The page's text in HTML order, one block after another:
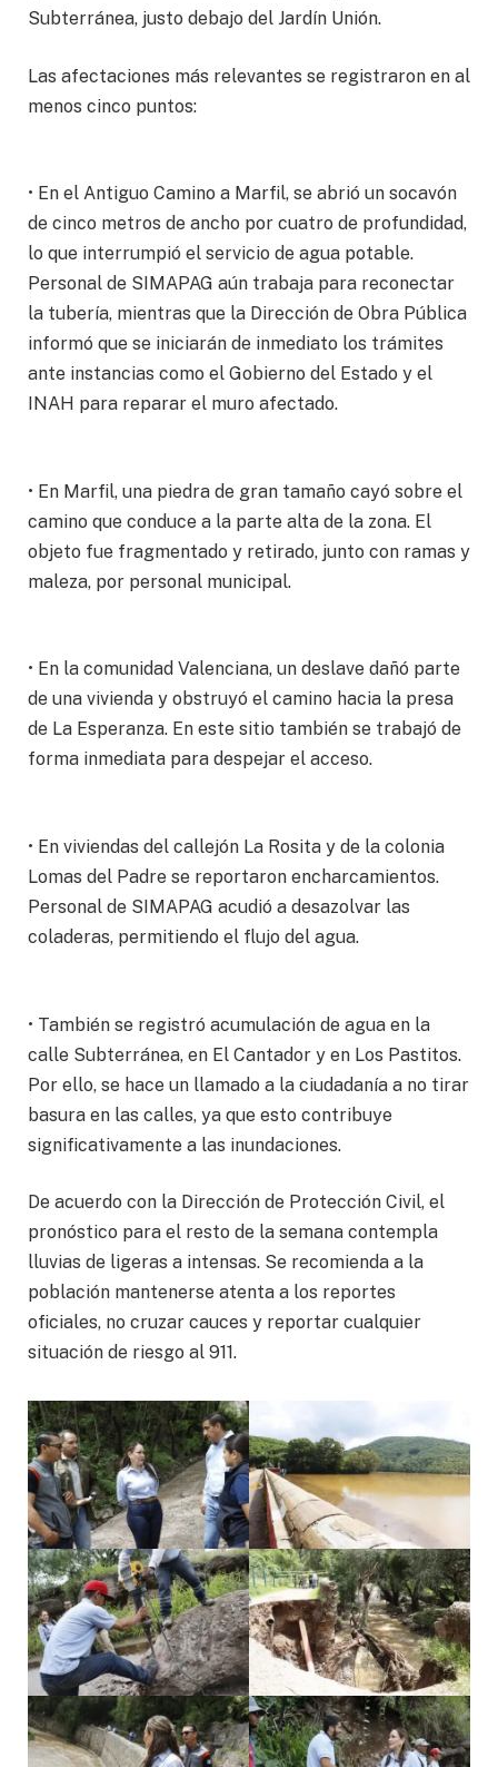
Subterránea, justo debajo del Jardín Unión.
Las afectaciones más relevantes se registraron en al
menos cinco puntos:
• En el Antiguo Camino a Marfil, se abrió un socavón
de cinco metros de ancho por cuatro de profundidad,
lo que interrumpió el servicio de agua potable.
Personal de SIMAPAG aún trabaja para reconectar
la tubería, mientras que la Dirección de Obra Pública
informó que se iniciarán de inmediato los trámites
ante instancias como el Gobierno del Estado y el
INAH para reparar el muro afectado.
• En Marfil, una piedra de gran tamaño cayó sobre el
camino que conduce a la parte alta de la zona. El
objeto fue fragmentado y retirado, junto con ramas y
maleza, por personal municipal.
• En la comunidad Valenciana, un deslave dañó parte
de una vivienda y obstruyó el camino hacia la presa
de La Esperanza. En este sitio también se trabajó de
forma inmediata para despejar el acceso.
• En viviendas del callejón La Rosita y de la colonia
Lomas del Padre se reportaron encharcamientos.
Personal de SIMAPAG acudió a desazolvar las
coladeras, permitiendo el flujo del agua.
• También se registró acumulación de agua en la
calle Subterránea, en El Cantador y en Los Pastitos.
Por ello, se hace un llamado a la ciudadanía a no tirar
basura en las calles, ya que esto contribuye
significativamente a las inundaciones.
De acuerdo con la Dirección de Protección Civil, el
pronóstico para el resto de la semana contempla
lluvias de ligeras a intensas. Se recomienda a la
población mantenerse atenta a los reportes
oficiales, no cruzar cauces y reportar cualquier
situación de riesgo al 911.